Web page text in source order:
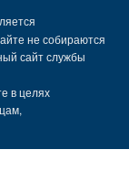
не собираются
сайт службы
в целях